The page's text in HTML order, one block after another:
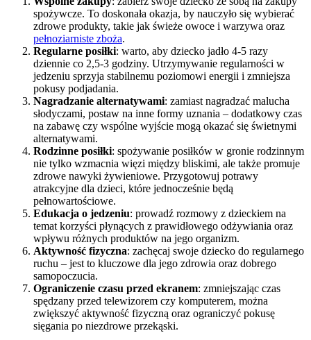
spożywcze. To doskonała okazja, by nauczyło się wybierać
zdrowe produkty, takie jak świeże owoce i warzywa oraz
pełnoziarniste zboża.
Regularne posiłki: warto, aby dziecko jadło 4-5 razy
dziennie co 2,5-3 godziny. Utrzymywanie regularności w
jedzeniu sprzyja stabilnemu poziomowi energii i zmniejsza
pokusy podjadania.
Nagradzanie alternatywami: zamiast nagradzać malucha
słodyczami, postaw na inne formy uznania – dodatkowy czas
na zabawę czy wspólne wyjście mogą okazać się świetnymi
alternatywami.
Rodzinne posiłki: spożywanie posiłków w gronie rodzinnym
nie tylko wzmacnia więzi między bliskimi, ale także promuje
zdrowe nawyki żywieniowe. Przygotowuj potrawy
atrakcyjne dla dzieci, które jednocześnie będą
pełnowartościowe.
Edukacja o jedzeniu: prowadź rozmowy z dzieckiem na
temat korzyści płynących z prawidłowego odżywiania oraz
wpływu różnych produktów na jego organizm.
Aktywność fizyczna: zachęcaj swoje dziecko do regularnego
ruchu – jest to kluczowe dla jego zdrowia oraz dobrego
samopoczucia.
Ograniczenie czasu przed ekranem: zmniejszając czas
spędzany przed telewizorem czy komputerem, można
zwiększyć aktywność fizyczną oraz ograniczyć pokusę
sięgania po niezdrowe przekąski.